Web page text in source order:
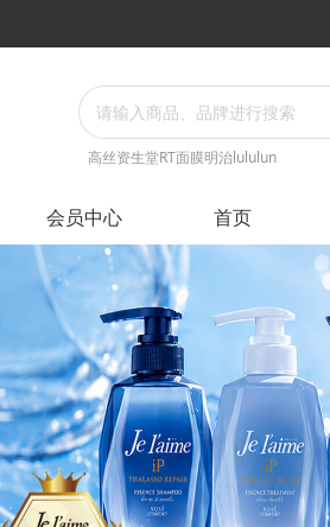
高丝资生堂RT面膜明治lululun
会员中心 首页